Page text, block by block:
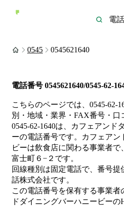
0545 0545621640
電話番号 0545621640/0545-62-
こちらのページでは、 0545-62-
別・地域・業界・FAX番号・口
0545-62-1640は、
カフェアンド
ーの電話番号です。
カフェアン
ビーは飲食店に関わる事業者で
富士町６−２ です。
回線種別は固定電話で、番号提
話株式会社です。
この電話番号を保有する事業者
ドダイニングバーハニービーの